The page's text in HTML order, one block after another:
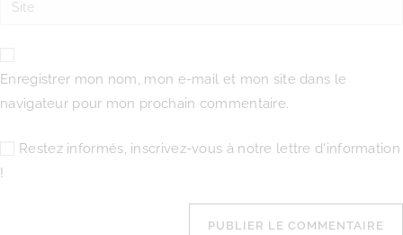
Enregistrer mon nom, mon e-mail et mon site dans le
navigateur pour mon prochain commentaire.
Restez informés, inscrivez-vous à notre lettre d'information
!